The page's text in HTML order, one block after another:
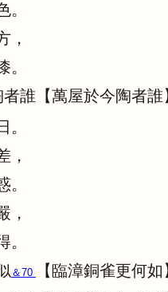
。
，
。
誰【萬屋於今陶者誰
。
，
。
，
。
＆70
【臨漳銅雀更何如